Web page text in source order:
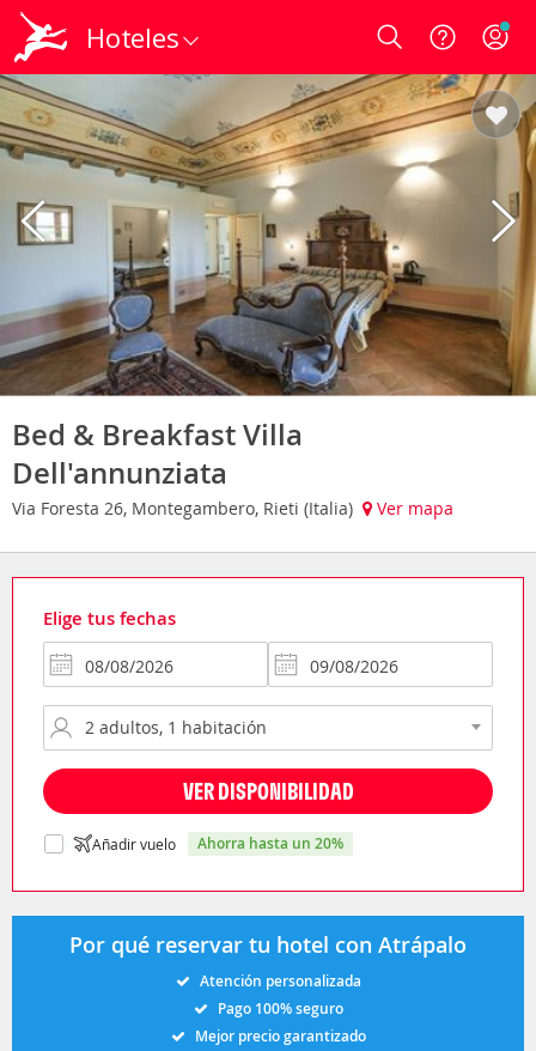
Hoteles Login
Bed & Breakfast Villa
Dell'annunziata
Via Foresta 26, Montegambero, Rieti (Italia) Ver mapa
Elige tus fechas
VER DISPONIBILIDAD
Añadir vuelo ahorra hasta un 20%
Por qué reservar tu hotel con Atrápalo
Atención personalizada
Pago 100% seguro
Mejor precio garantizado